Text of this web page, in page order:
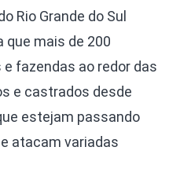
Rio Grande do Sul
que mais de 200
fazendas ao redor das
e castrados desde
estejam passando
atacam variadas